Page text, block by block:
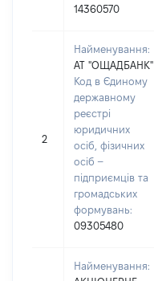
14360570
2
Найменування:
АТ "ОЩАДБАНК"
Код в Єдиному
державному
реєстрі
юридичних
осіб, фізичних
осіб –
підприємців та
громадських
формувань:
09305480
Найменування: